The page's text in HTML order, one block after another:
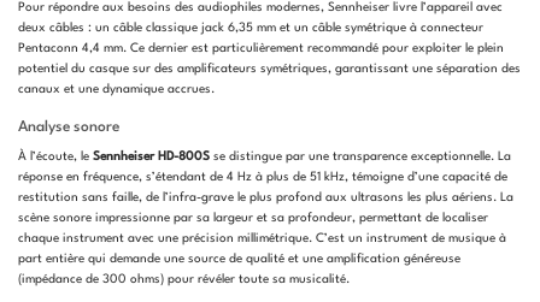
Pour répondre aux besoins des audiophiles modernes, Sennheiser livre l’appareil avec
deux câbles : un câble classique jack 6,35 mm et un câble symétrique à connecteur
Pentaconn 4,4 mm. Ce dernier est particulièrement recommandé pour exploiter le plein
potentiel du casque sur des amplificateurs symétriques, garantissant une séparation des
canaux et une dynamique accrues.
Analyse sonore
À l’écoute, le Sennheiser HD-800S se distingue par une transparence exceptionnelle. La
réponse en fréquence, s’étendant de 4 Hz à plus de 51 kHz, témoigne d’une capacité de
restitution sans faille, de l’infra-grave le plus profond aux ultrasons les plus aériens. La
scène sonore impressionne par sa largeur et sa profondeur, permettant de localiser
chaque instrument avec une précision millimétrique. C’est un instrument de musique à
part entière qui demande une source de qualité et une amplification généreuse
(impédance de 300 ohms) pour révéler toute sa musicalité.